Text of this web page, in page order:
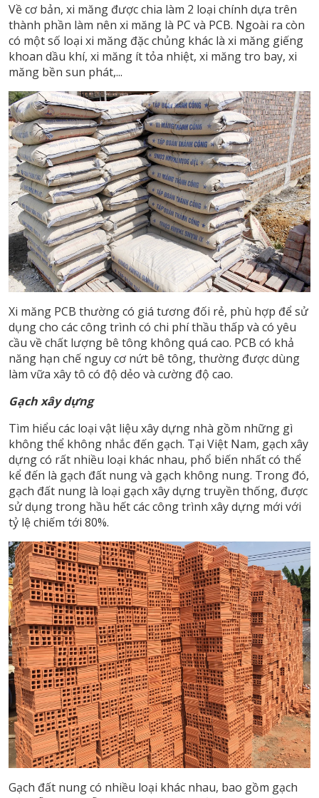
Về cơ bản, xi măng được chia làm 2 loại chính dựa trên
thành phần làm nên xi măng là PC và PCB. Ngoài ra còn
có một số loại xi măng đặc chủng khác là xi măng giếng
khoan dầu khí, xi măng ít tỏa nhiệt, xi măng tro bay, xi
măng bền sun phát,...
Xi măng PCB thường có giá tương đối rẻ, phù hợp để sử
dụng cho các công trình có chi phí thầu thấp và có yêu
cầu về chất lượng bê tông không quá cao. PCB có khả
năng hạn chế nguy cơ nứt bê tông, thường được dùng
làm vữa xây tô có độ dẻo và cường độ cao.
Gạch xây dựng
Tìm hiểu các loại vật liệu xây dựng nhà gồm những gì
không thể không nhắc đến gạch. Tại Việt Nam, gạch xây
dựng có rất nhiều loại khác nhau, phổ biến nhất có thể
kể đến là gạch đất nung và gạch không nung. Trong đó,
gạch đất nung là loại gạch xây dựng truyền thống, được
sử dụng trong hầu hết các công trình xây dựng mới với
tỷ lệ chiếm tới 80%.
Gạch đất nung có nhiều loại khác nhau, bao gồm gạch